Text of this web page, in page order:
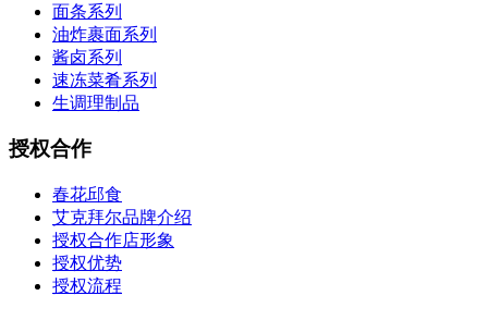
面条系列
油炸裹面系列
酱卤系列
速冻菜肴系列
生调理制品
授权合作
春花邱食
艾克拜尔品牌介绍
授权合作店形象
授权优势
授权流程